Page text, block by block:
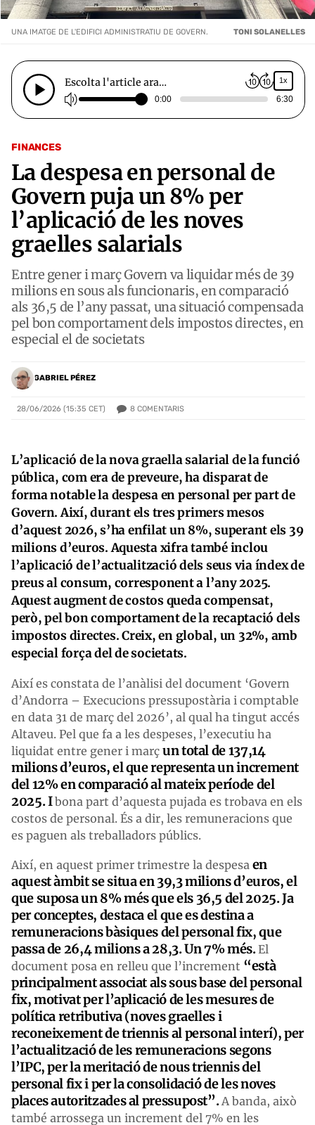
FINANCES
La despesa en personal de
Govern puja un 8% per
l’aplicació de les noves
graelles salarials
Entre gener i març Govern va liquidar més de 39
milions en sous als funcionaris, en comparació
als 36,5 de l’any passat, una situació compensada
pel bon comportament dels impostos directes, en
especial el de societats
GABRIEL PÉREZ
28/06/2026 (15:35 CET) 8 COMENTARIS
UNA IMATGE DE L'EDIFICI ADMINISTRATIU DE GOVERN. TONI SOLANELLES
Escolta l'article ara… 1x
0:00 6:30
L’aplicació de la nova graella salarial de la funció
pública, com era de preveure, ha disparat de
forma notable la despesa en personal per part de
Govern. Així, durant els tres primers mesos
d’aquest 2026, s’ha enfilat un 8%, superant els 39
milions d’euros. Aquesta xifra també inclou
l’aplicació de l’actualització dels seus via índex de
preus al consum, corresponent a l’any 2025.
Aquest augment de costos queda compensat,
però, pel bon comportament de la recaptació dels
impostos directes. Creix, en global, un 32%, amb
especial força del de societats.
Així es constata de l’anàlisi del document ‘Govern
d’Andorra – Execucions pressupostària i comptable
en data 31 de març del 2026’, al qual ha tingut accés
Altaveu. Pel que fa a les despeses, l’executiu ha
liquidat entre gener i març un total de 137,14
milions d’euros, el que representa un increment
del 12% en comparació al mateix període del
2025. Ibona part d’aquesta pujada es trobava en els
costos de personal. És a dir, les remuneracions que
es paguen als treballadors públics.
Així, en aquest primer trimestre la despesa en
aquest àmbit se situa en 39,3 milions d’euros, el
que suposa un 8% més que els 36,5 del 2025. Ja
per conceptes, destaca el que es destina a
remuneracions bàsiques del personal fix, que
passa de 26,4 milions a 28,3. Un 7% més.El
document posa en relleu que l’increment “està
principalment associat als sous base del personal
fix, motivat per l’aplicació de les mesures de
política retributiva (noves graelles i
reconeixement de triennis al personal interí), per
l’actualització de les remuneracions segons
l’IPC, per la meritació de nous triennis del
personalfix i per la consolidació de les noves
places autoritzades al pressupost”.A banda, això
també arrossega un increment del 7% en les